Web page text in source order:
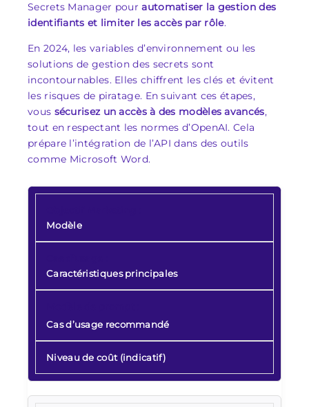
Secrets Manager pourautomatiser la gestion des
identifiants et limiter les accès par rôle.
En 2024, les variables d’environnement ou les
solutions de gestion des secrets sont
incontournables. Elles chiffrent les clés et évitent
les risques de piratage. En suivant ces étapes,
vous sécurisez un accès à des modèles avancés,
tout en respectant les normes d’OpenAI. Cela
prépare l’intégration de l’API dans des outils
comme Microsoft Word.
Modèle
Caractéristiques principales
Cas d’usage recommandé
Niveau de coût (indicatif)